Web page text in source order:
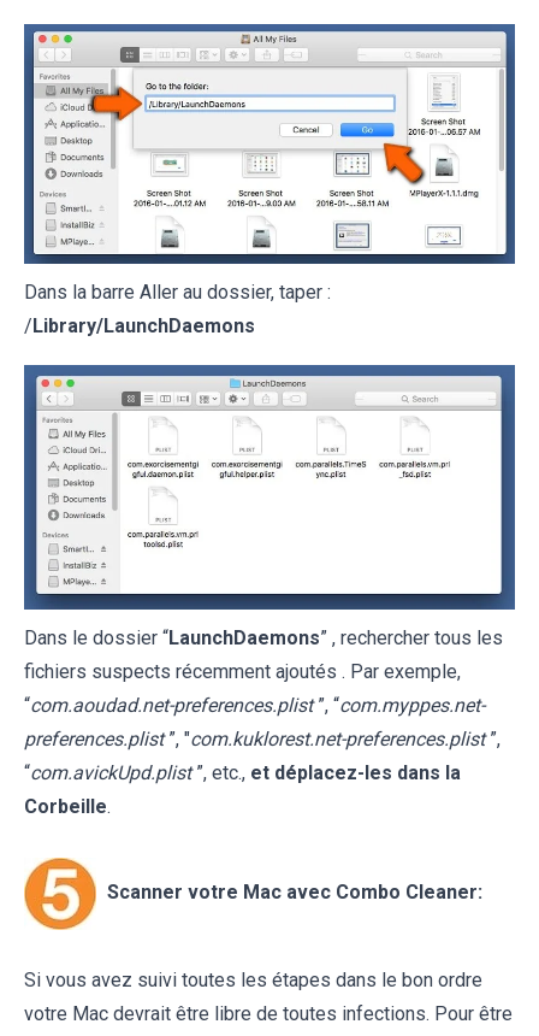
Dans la barre Aller au dossier, taper :
/Library/LaunchDaemons
Dans le dossier “LaunchDaemons” , rechercher tous les
fichiers suspects récemment ajoutés . Par exemple,
“com.aoudad.net-preferences.plist ”, “com.myppes.net-
preferences.plist ”, "com.kuklorest.net-preferences.plist ”,
“com.avickUpd.plist ”, etc., et déplacez-les dans la
Corbeille.
Scanner votre Mac avec Combo Cleaner:
Si vous avez suivi toutes les étapes dans le bon ordre
votre Mac devrait être libre de toutes infections. Pour être